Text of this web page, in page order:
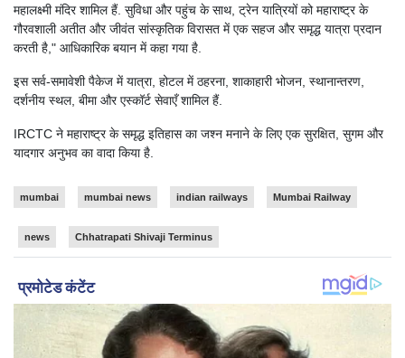
महालक्ष्मी मंदिर शामिल हैं. सुविधा और पहुंच के साथ, ट्रेन यात्रियों को महाराष्ट्र के
गौरवशाली अतीत और जीवंत सांस्कृतिक विरासत में एक सहज और समृद्ध यात्रा प्रदान
करती है," आधिकारिक बयान में कहा गया है.
इस सर्व-समावेशी पैकेज में यात्रा, होटल में ठहरना, शाकाहारी भोजन, स्थानान्तरण,
दर्शनीय स्थल, बीमा और एस्कॉर्ट सेवाएँ शामिल हैं.
IRCTC ने महाराष्ट्र के समृद्ध इतिहास का जश्न मनाने के लिए एक सुरक्षित, सुगम और
यादगार अनुभव का वादा किया है.
mumbai mumbai news indian railways Mumbai Railway
news Chhatrapati Shivaji Terminus